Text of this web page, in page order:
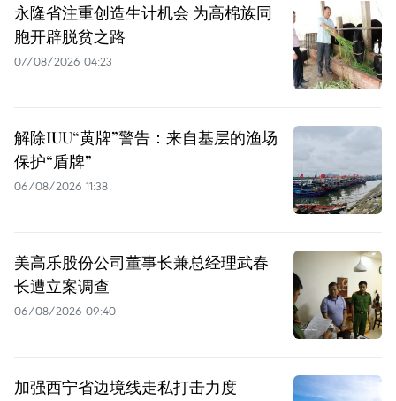
永隆省注重创造生计机会 为高棉族同
胞开辟脱贫之路
07/08/2026 04:23
解除IUU“黄牌”警告：来自基层的渔场
保护“盾牌”
06/08/2026 11:38
美高乐股份公司董事长兼总经理武春
长遭立案调查
06/08/2026 09:40
加强西宁省边境线走私打击力度